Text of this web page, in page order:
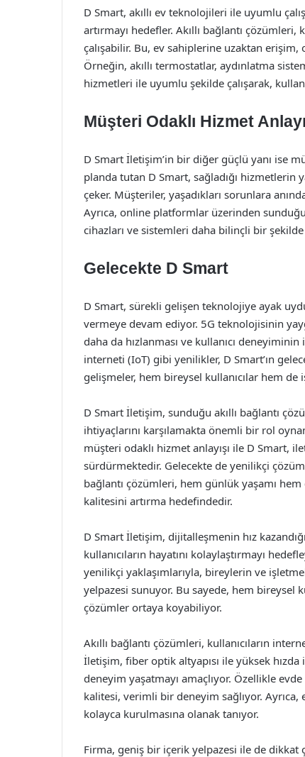
D Smart, akıllı ev teknolojileri ile uyumlu
artırmayı hedefler. Akıllı bağlantı
çalışabilir. Bu, ev sahiplerine uzaktan
Örneğin, akıllı termostatlar, aydınlatma
hizmetleri ile uyumlu şekilde çalışarak,
Müşteri Odaklı Hizmet
D Smart İletişim’in bir diğer güçlü yanı ise
planda tutan D Smart, sağladığı hizmetlerin
çeker. Müşteriler, yaşadıkları sorunlara
Ayrıca, online platformlar üzerinden
cihazları ve sistemleri daha bilinçli bir
Gelecekte D Smart
D Smart, sürekli gelişen teknolojiye ayak
vermeye devam ediyor. 5G teknolojisinin
daha da hızlanması ve kullanıcı
interneti (IoT) gibi yenilikler, D Smart’ın
gelişmeler, hem bireysel kullanıcılar hem
D Smart İletişim, sunduğu akıllı bağlantı
ihtiyaçlarını karşılamakta önemli bir rol
müşteri odaklı hizmet anlayışı ile D Smart,
sürdürmektedir. Gelecekte de yenilikçi
bağlantı çözümleri, hem günlük yaşamı
kalitesini artırma hedefindedir.
D Smart İletişim, dijitalleşmenin hız
kullanıcıların hayatını kolaylaştırmayı
yenilikçi yaklaşımlarıyla, bireylerin ve
yelpazesi sunuyor. Bu sayede, hem bireysel
çözümler ortaya koyabiliyor.
Akıllı bağlantı çözümleri, kullanıcıların
İletişim, fiber optik altyapısı ile yüksek
deneyim yaşatmayı amaçlıyor. Özellikle
kalitesi, verimli bir deneyim sağlıyor.
kolayca kurulmasına olanak tanıyor.
Firma, geniş bir içerik yelpazesi ile de